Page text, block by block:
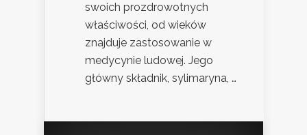
swoich prozdrowotnych
właściwości, od wieków
znajduje zastosowanie w
medycynie ludowej. Jego
główny składnik, sylimaryna, …